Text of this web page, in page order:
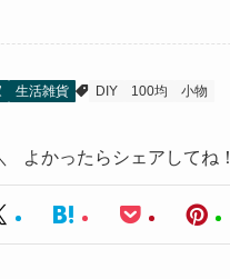
生活雑貨 DIY 100均 小物
よかったらシェアしてね！